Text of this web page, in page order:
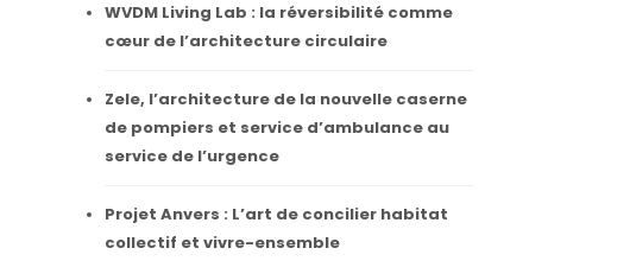
WVDM Living Lab : la réversibilité comme
cœur de l’architecture circulaire
Zele, l’architecture de la nouvelle caserne
de pompiers et service d’ambulance au
service de l’urgence
Projet Anvers : L’art de concilier habitat
collectif et vivre-ensemble